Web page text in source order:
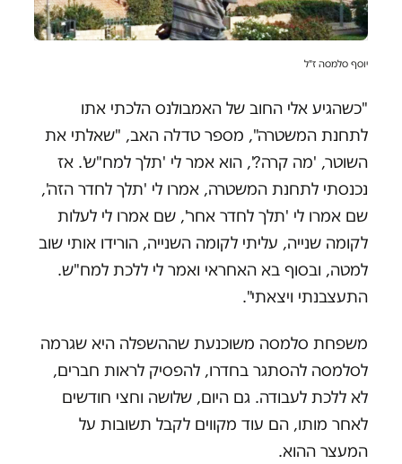
יוסף סלמסה ז"ל
"כשהגיע אלי החוב של האמבולנס הלכתי אתו
לתחנת המשטרה", מספר טדלה האב, "שאלתי את
השוטר, 'מה קרה?', הוא אמר לי 'תלך למח"ש'. אז
נכנסתי לתחנת המשטרה, אמרו לי 'תלך לחדר הזה',
שם אמרו לי 'תלך לחדר אחר', שם אמרו לי לעלות
לקומה שנייה, עליתי לקומה השנייה, הורידו אותי שוב
למטה, ובסוף בא האחראי ואמר לי ללכת למח"ש.
התעצבנתי ויצאתי".
משפחת סלמסה משוכנעת שההשפלה היא שגרמה
לסלמסה להסתגר בחדרו, להפסיק לראות חברים,
לא ללכת לעבודה. גם היום, שלושה וחצי חודשים
לאחר מותו, הם עוד מקווים לקבל תשובות על
המעצר ההוא.